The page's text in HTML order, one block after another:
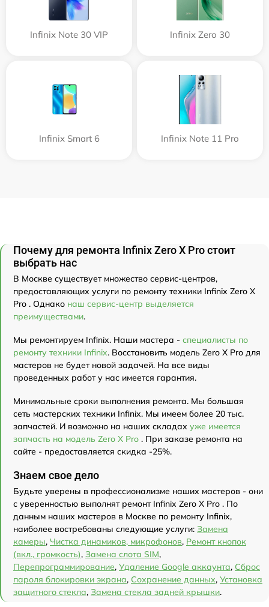
Infinix Note 30 VIP Infinix Zero 30
Infinix Smart 6 Infinix Note 11 Pro
Почему для ремонта Infinix Zero X Pro стоит
выбрать нас
В Москве существует множество сервис-центров,
предоставляющих услуги по ремонту техники Infinix Zero X
Pro . Однако наш сервис-центр выделяется
преимуществами.
Мы ремонтируем Infinix. Наши мастера - специалисты по
ремонту техники Infinix. Восстановить модель Zero X Pro для
мастеров не будет новой задачей. На все виды
проведенных работ у нас имеется гарантия.
Минимальные сроки выполнения ремонта. Мы большая
сеть мастерских техники Infinix. Мы имеем более 20 тыс.
запчастей. И возможно на наших складах уже имеется
запчасть на модель Zero X Pro . При заказе ремонта на
сайте - предоставляется скидка -25%.
Знаем свое дело
Будьте уверены в профессионализме наших мастеров - они
с уверенностью выполнят ремонт Infinix Zero X Pro . По
данным наших мастеров в Москве по ремонту Infinix,
наиболее востребованы следующие услуги: Замена
камеры, Чистка динамиков, микрофонов, Ремонт кнопок
(вкл., громкость), Замена слота SIM,
Перепрограммирование, Удаление Google аккаунта, Сброс
пароля блокировки экрана, Сохранение данных, Установка
защитного стекла, Замена стекла задней крышки.